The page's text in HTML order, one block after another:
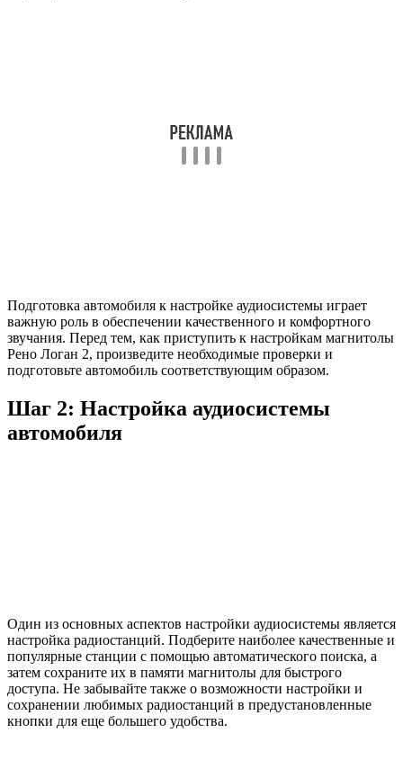
Подготовка автомобиля к настройке аудиосистемы играет
важную роль в обеспечении качественного и комфортного
звучания. Перед тем, как приступить к настройкам магнитолы
Рено Логан 2, произведите необходимые проверки и
подготовьте автомобиль соответствующим образом.
Шаг 2: Настройка аудиосистемы
автомобиля
Один из основных аспектов настройки аудиосистемы является
настройка радиостанций. Подберите наиболее качественные и
популярные станции с помощью автоматического поиска, а
затем сохраните их в памяти магнитолы для быстрого
доступа. Не забывайте также о возможности настройки и
сохранении любимых радиостанций в предустановленные
кнопки для еще большего удобства.